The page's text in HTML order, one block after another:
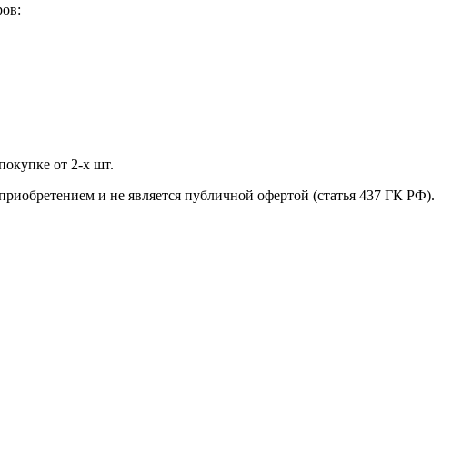
от 2-х шт.
и не является публичной офертой (статья 437 ГК РФ).